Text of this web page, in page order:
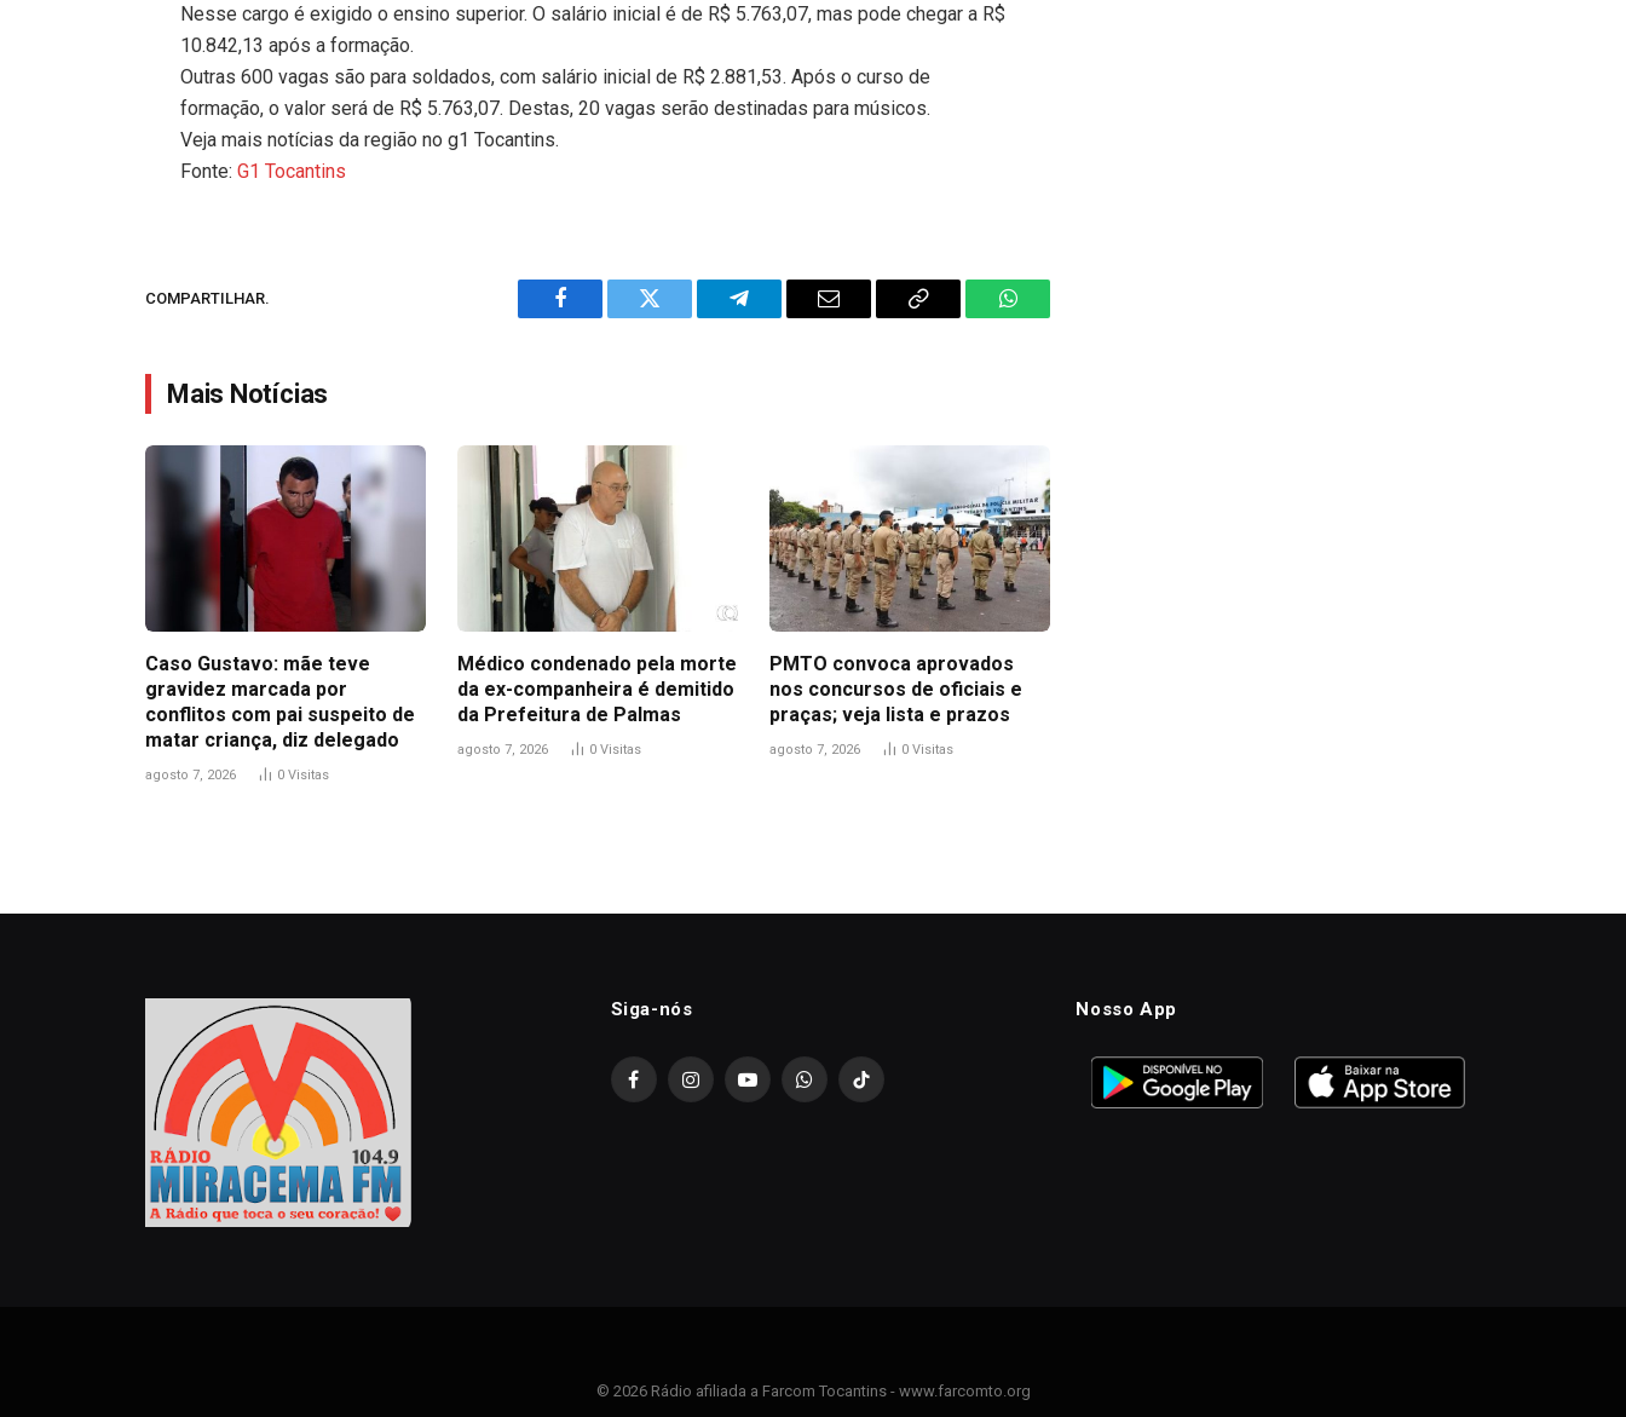
Nesse cargo é exigido o ensino superior. O salário inicial é de R$ 5.763,07, mas pode chegar a R$
10.842,13 após a formação.
Outras 600 vagas são para soldados, com salário inicial de R$ 2.881,53. Após o curso de
formação, o valor será de R$ 5.763,07. Destas, 20 vagas serão destinadas para músicos.
Veja mais notícias da região no g1 Tocantins.
Fonte:G1 Tocantins
COMPARTILHAR.
Facebook Twitter Telegram Email
Copy
WhatsApp
Mais Notícias
Caso Gustavo: mãe teve
gravidez marcada por
conflitos com pai suspeito de
matar criança, diz delegado
agosto 7, 2026 0 Visitas
Médico condenado pela morte
da ex-companheira é demitido
da Prefeitura de Palmas
agosto 7, 2026 0 Visitas
PMTO convoca aprovados
nos concursos de oficiais e
praças; veja lista e prazos
agosto 7, 2026 0 Visitas
Siga-nós
FacebookInstagramYouTubeWhatsAppTikTok
Nosso App
© 2026 Rádio afiliada a Farcom Tocantins - www.farcomto.org